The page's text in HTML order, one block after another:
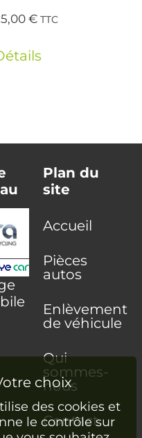
€ TTC
Plan du
site
Accueil
Pièces
autos
Enlèvement
de véhicule
Qui
sommes-
nous
Contact
des cookies et
le contrôle sur